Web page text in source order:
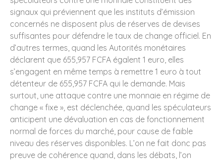
signaux qui préviennent que les instituts d’émission
concernés ne disposent plus de réserves de devises
suffisantes pour défendre le taux de change officiel. En
d’autres termes, quand les Autorités monétaires
déclarent que 655,957 FCFA égalent 1 euro, elles
s’engagent en même temps à remettre 1 euro à tout
détenteur de 655,957 FCFA qui le demande. Mais
surtout, une attaque contre une monnaie en régime de
change « fixe », est déclenchée, quand les spéculateurs
anticipent une dévaluation en cas de fonctionnement
normal de forces du marché, pour cause de faible
niveau des réserves disponibles. L’on ne fait donc pas
preuve de cohérence quand, dans les débats, l’on